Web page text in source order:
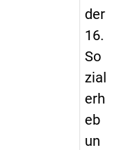
der
16.
So
zial
erh
eb
un